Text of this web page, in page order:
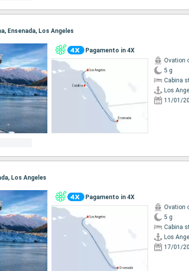
Ensenada, Los Angeles
Pagamento in 4X
Ovation
5 g
Cabina
Los
11/01/
Los Angeles
Pagamento in 4X
Ovation
5 g
Cabina
Los
17/01/